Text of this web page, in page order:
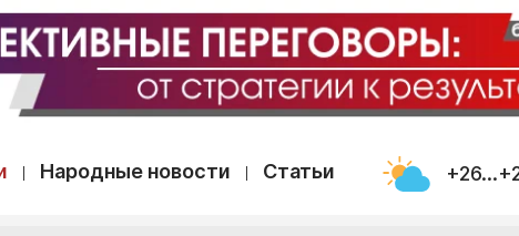
Народные новости Статьи